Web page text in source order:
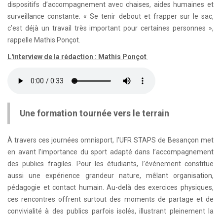
dispositifs d’accompagnement avec chaises, aides humaines et
surveillance constante. « Se tenir debout et frapper sur le sac,
c’est déjà un travail très important pour certaines personnes »,
rappelle Mathis Ponçot.
L'interview de la rédaction : Mathis Ponçot
Une formation tournée vers le terrain
À travers ces journées omnisport, l’UFR STAPS de Besançon met
en avant l’importance du sport adapté dans l’accompagnement
des publics fragiles. Pour les étudiants, l’événement constitue
aussi une expérience grandeur nature, mêlant organisation,
pédagogie et contact humain. Au-delà des exercices physiques,
ces rencontres offrent surtout des moments de partage et de
convivialité à des publics parfois isolés, illustrant pleinement la